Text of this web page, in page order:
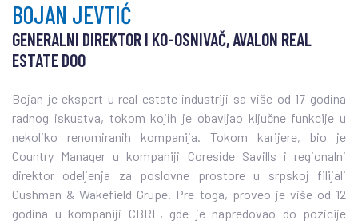
BOJAN JEVTIĆ
GENERALNI DIREKTOR I KO-OSNIVAČ, AVALON REAL
ESTATE DOO
Bojan je ekspert u real estate industriji sa više od 17 godina
radnog iskustva, tokom kojih je obavljao ključne funkcije u
nekoliko renomiranih kompanija. Tokom karijere, bio je
Country Manager u kompaniji Coreside Savills i regionalni
direktor odeljenja za poslovne prostore u srpskoj filijali
Cushman & Wakefield Grupe. Pre toga, proveo je više od 12
godina u kompaniji CBRE, gde je napredovao do pozicije